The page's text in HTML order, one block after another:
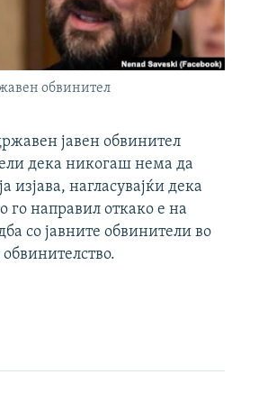
обвинител
јавен обвинител
дека никогаш нема да
изјава, нагласувајќи дека
го направил откако е на
со јавните обвинители во